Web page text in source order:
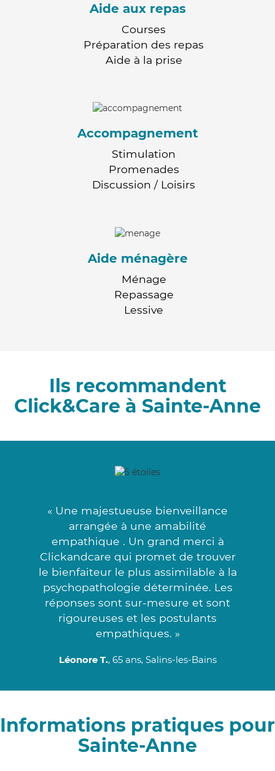
Aide aux repas
Courses
Préparation des repas
Aide à la prise
Accompagnement
Stimulation
Promenades
Discussion / Loisirs
Aide ménagère
Ménage
Repassage
Lessive
Ils recommandent
Click&Care à Sainte-Anne
« Une majestueuse bienveillance
arrangée à une amabilité
empathique . Un grand merci à
Clickandcare qui promet de trouver
le bienfaiteur le plus assimilable à la
psychopathologie déterminée. Les
réponses sont sur-mesure et sont
rigoureuses et les postulants
empathiques. »
Léonore T., 65 ans, Salins-les-Bains
Informations pratiques pour
Sainte-Anne